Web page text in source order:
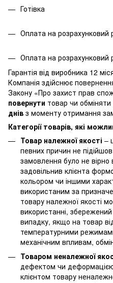
Готівка
Оплата на розрахунковий
Оплата на розрахунковий
Гарантія від виробника 12
Компанія здійснює
Закону «Про захист прав
повернути товар чи
днів з моменту отримання
Категорії товарів, які
Товар належної якості –
певних причин не
замовлення було не
задовільнив клієнта
кольором чи іншими
використаним за
товару належної якості
використанні,
випадку, якщо на товар
температурними
механічним впливам,
Товаром неналежної
дефектом чи
клієнтом товару